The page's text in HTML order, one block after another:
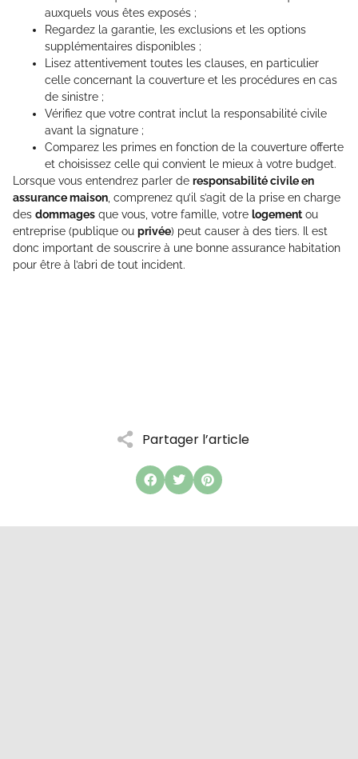
Partager l’article
auxquels vous êtes exposés ;
Regardez la garantie, les exclusions et les options
supplémentaires disponibles ;
Lisez attentivement toutes les clauses, en particulier
celle concernant la couverture et les procédures en cas
de sinistre ;
Vérifiez que votre contrat inclut la responsabilité civile
avant la signature ;
Comparez les primes en fonction de la couverture offerte
et choisissez celle qui convient le mieux à votre budget.
Lorsque vous entendrez parler de responsabilité civile en
assurance maison, comprenez qu’il s’agit de la prise en charge
des dommages que vous, votre famille, votre logementou
entreprise (publique ou privée) peut causer à des tiers. Il est
donc important de souscrire à une bonne assurance habitation
pour être à l’abri de tout incident.